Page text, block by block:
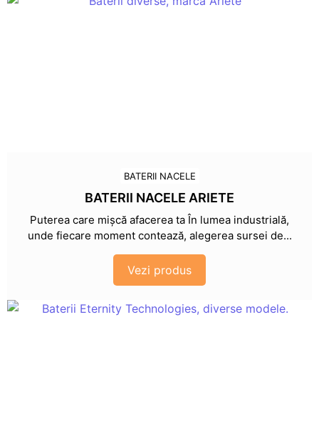
BATERII NACELE
BATERII NACELE ARIETE
Puterea care mișcă afacerea ta În lumea industrială,
unde fiecare moment contează, alegerea sursei de...
Vezi produs